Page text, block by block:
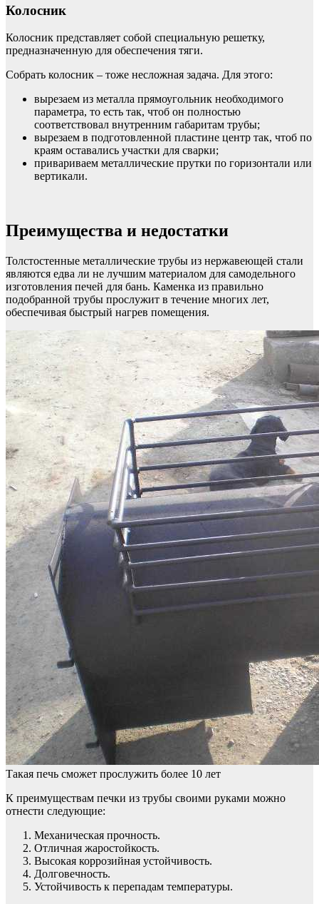
Колосник
Колосник представляет собой специальную решетку,
предназначенную для обеспечения тяги.
Собрать колосник – тоже несложная задача. Для этого:
вырезаем из металла прямоугольник необходимого
параметра, то есть так, чтоб он полностью
соответствовал внутренним габаритам трубы;
вырезаем в подготовленной пластине центр так, чтоб по
краям оставались участки для сварки;
привариваем металлические прутки по горизонтали или
вертикали.
Преимущества и недостатки
Толстостенные металлические трубы из нержавеющей стали
являются едва ли не лучшим материалом для самодельного
изготовления печей для бань. Каменка из правильно
подобранной трубы прослужит в течение многих лет,
обеспечивая быстрый нагрев помещения.
Такая печь сможет прослужить более 10 лет
К преимуществам печки из трубы своими руками можно
отнести следующие:
Механическая прочность.
Отличная жаростойкость.
Высокая коррозийная устойчивость.
Долговечность.
Устойчивость к перепадам температуры.